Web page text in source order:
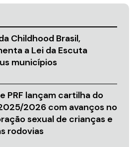
Childhood Brasil,
a Lei da Escuta
municípios
PRF lançam cartilha do
2026 com avanços no
sexual de crianças e
rodovias